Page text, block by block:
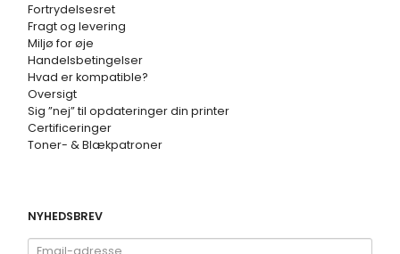
Fortrydelsesret
Fragt og levering
Miljø for øje
Handelsbetingelser
Hvad er kompatible?
Oversigt
Sig ”nej” til opdateringer din printer
Certificeringer
Toner- & Blækpatroner
NYHEDSBREV
Email-